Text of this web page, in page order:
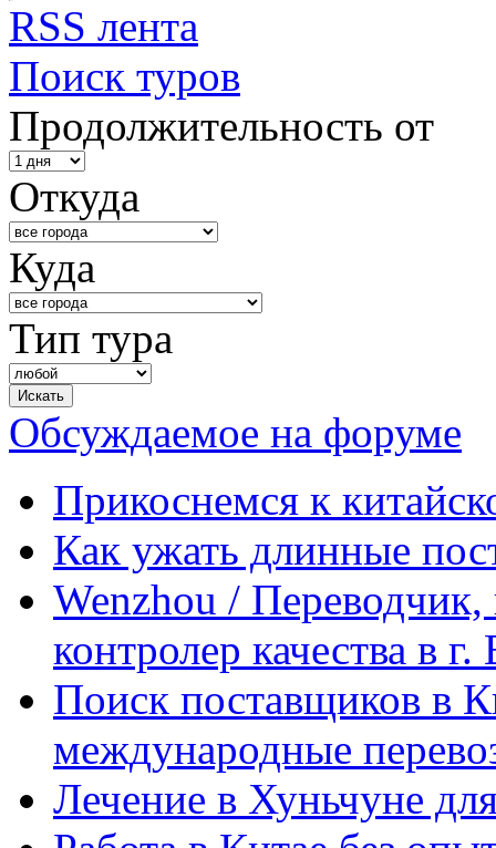
RSS лента
Поиск туров
Продолжительность от
Откуда
Куда
Тип тура
Обсуждаемое на форуме
Прикоснемся к
Как ужать длинные
Wenzhou / Переводчик,
контролер качества в
Поиск поставщиков в
международные
Лечение в Хуньчуне